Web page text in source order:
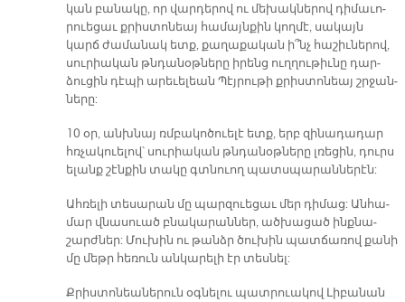
կան բա­նա­կը, որ վար­դե­րով ու մե­խակ­նե­րով դի­մա­ւո­
րուե­ցաւ քրիս­տո­նեայ հա­մայն­քին կող­մէ, սա­կայն
կարճ ժա­մա­նակ ետք, քա­ղա­քա­կան ի՞նչ հա­շիւ­նե­րով,
սու­րիա­կան թնդա­նօթ­նե­րը ի­րենց ուղ­ղու­թիւ­նը դար­
ձու­ցին դէ­պի ա­րե­ւե­լեան Պէյ­րու­թի քրիս­տո­նեայ շրջան­
նե­րը:
10 օր, անխ­նայ ռմբա­կո­ծուե­լէ ետք, երբ զի­նա­դա­դար
հռչա­կուե­լով՝ սու­րիա­կան թնդա­նօթ­նե­րը լռե­ցին, դուրս
ե­լանք շէն­քին տա­կը գտնուող պատս­պա­րան­նե­րէն:
Ահ­ռե­լի տե­սա­րան մը պար­զուե­ցաւ մեր դի­մաց: Ան­հա­
մար վնա­սուած բնա­կա­րան­ներ, ած­խա­ցած ինք­նա­
շարժ­ներ: Մու­խին ու թանձր ծու­խին պատ­ճա­ռով քա­նի
մը մեթր հե­ռուն ան­կա­րե­լի էր տես­նել:
Քրիս­տո­նեա­նե­րուն օգ­նե­լու պատ­րուա­կով Լի­բա­նան